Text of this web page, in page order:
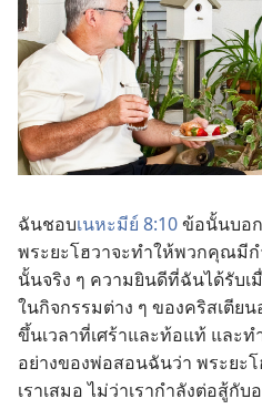
ฉัน​ชอบ​เนหะมีย์ 8:10ข้อ​นั้น​บอ
พระ​ยะโฮวา​จะ​ทำ​ให้​พวก​คุณ​มี​ก
นั้น​จริง ๆ ความ​ยินดี​ที่​ฉัน​ได้​รับ​
ใน​กิจกรรม​ต่าง ๆ ของ​คริสเตีย
ขึ้น​เวลา​ที่​เศร้า​และ​ท้อ​แท้ และ​
อย่าง​ของ​พ่อ​สอน​ฉัน​ว่า พระ​ยะ
เรา​เสมอ ไม่​ว่า​เรา​กำลัง​ต่อ​สู้​กับ​